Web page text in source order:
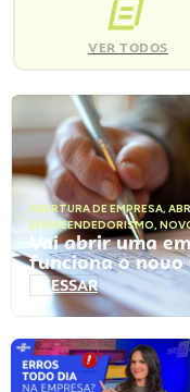
VER TODOS
ABERTURA DE EMPRESA,
EMPREENDEDORISMO,
Vai abrir uma
funciona o novo
ACESSAR